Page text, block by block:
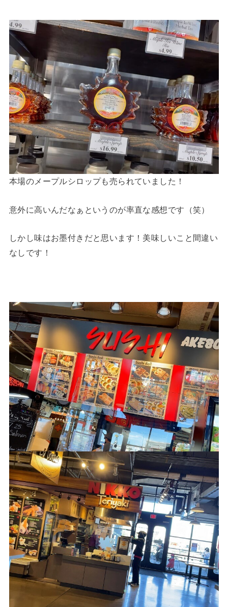
本場のメープルシロップも売られていました！
意外に高いんだなぁというのが率直な感想です（笑）
しかし味はお墨付きだと思います！美味しいこと間違い
なしです！